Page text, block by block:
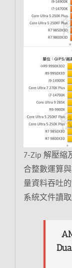
7-Zip 解壓縮
合整數運算
量資料吞吐
系統文件讀